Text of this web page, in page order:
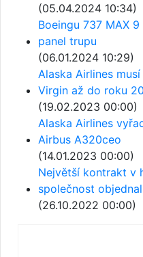
(05.04.2024 10:34)
Boeingu 737 MAX
panel trupu
(06.01.2024 10:29)
Alaska Airlines
Virgin až do roku
(19.02.2023 00:00)
Alaska Airlines
Airbus A320ceo
(14.01.2023 00:00)
Největší kontrakt v
společnost
(26.10.2022 00:00)